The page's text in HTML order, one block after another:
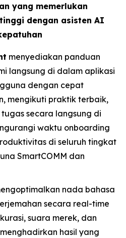
yang memerlukan
dengan asisten AI
menyediakan panduan
langsung di dalam aplikasi
dengan cepat
mengikuti praktik terbaik,
secara langsung di
waktu onboarding
di seluruh tingkat
SmartCOMM dan
nada bahasa
secara real-time
suara merek, dan
hasil yang